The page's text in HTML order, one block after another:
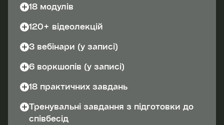
18 модулів
120+ відеолекцій
3 вебінари (у записі)
6 воркшопів (у записі)
18 практичних завдань
Тренувальні завдання з підготовки до
співбесід